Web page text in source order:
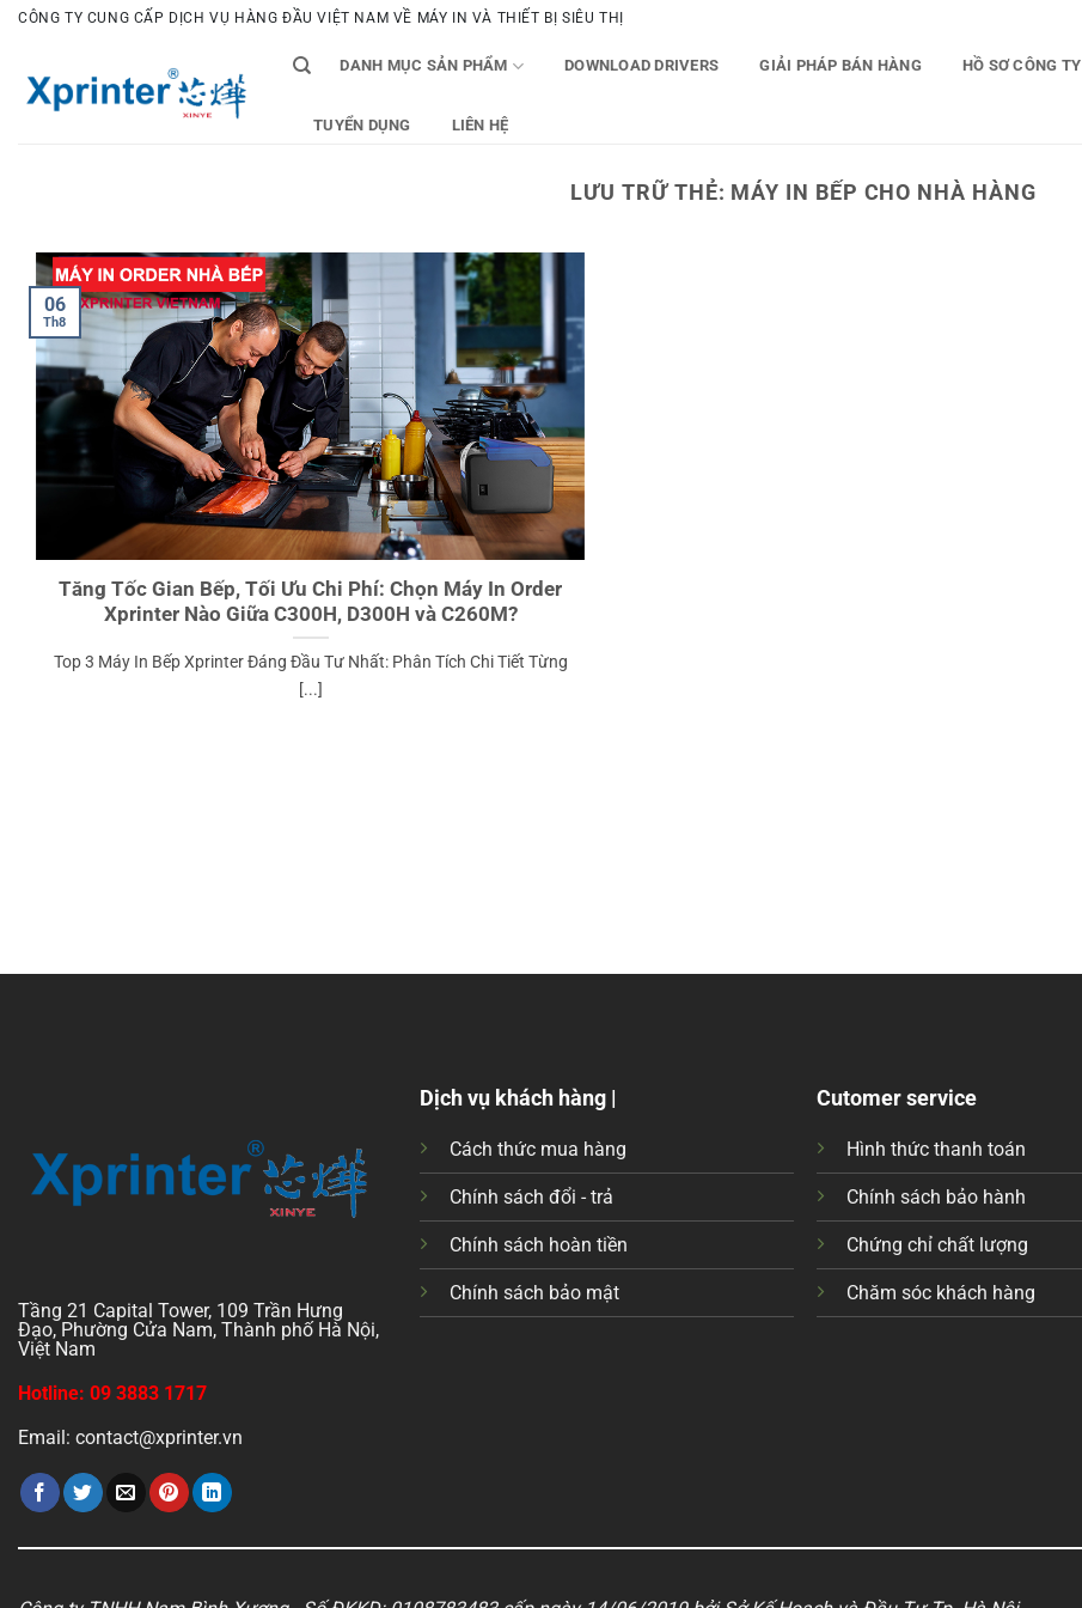
Bỏ
dung
CÔNG TY CUNG CẤP DỊCH VỤ HÀNG ĐẦU VIỆT NAM VỀ MÁY IN VÀ THIẾT BỊ SIÊU THỊ
DANH MỤC SẢN PHẨM DOWNLOAD DRIVERS GIẢI PHÁP BÁN HÀNG HỒ SƠ CÔNG TY
TUYỂN DỤNG LIÊN HỆ
LƯU TRỮ THẺ: MÁY IN BẾP CHO NHÀ HÀNG
Tăng Tốc Gian Bếp, Tối Ưu Chi Phí: Chọn Máy In Order
Xprinter Nào Giữa C300H, D300H và C260M?
Top 3 Máy In Bếp Xprinter Đáng Đầu Tư Nhất: Phân Tích Chi Tiết Từng
[...]
06
Th8
Tầng 21 Capital Tower, 109 Trần Hưng
Đạo, Phường Cửa Nam, Thành phố Hà Nội,
Việt Nam
Hotline: 09 3883 1717
Email: contact@xprinter.vn
Dịch vụ khách hàng |
Cách thức mua hàng
Chính sách đổi - trả
Chính sách hoàn tiền
Chính sách bảo mật
Cutomer service
Hình thức thanh toán
Chính sách bảo hành
Chứng chỉ chất lượng
Chăm sóc khách hàng